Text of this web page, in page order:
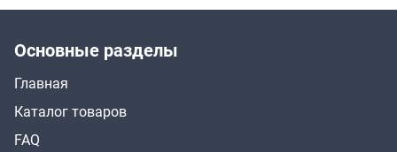
Основные разделы
Главная
Каталог товаров
FAQ